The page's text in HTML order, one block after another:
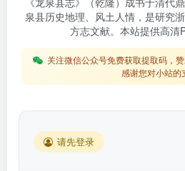
泉县历史地理、风土人情，是研究
方志文献。本站提供高清
关注微信公众号免费获取提取码，
感谢您对小站的
请先登录